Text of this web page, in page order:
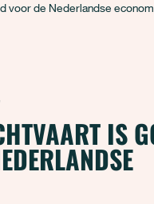
voor de Nederlandse
IS